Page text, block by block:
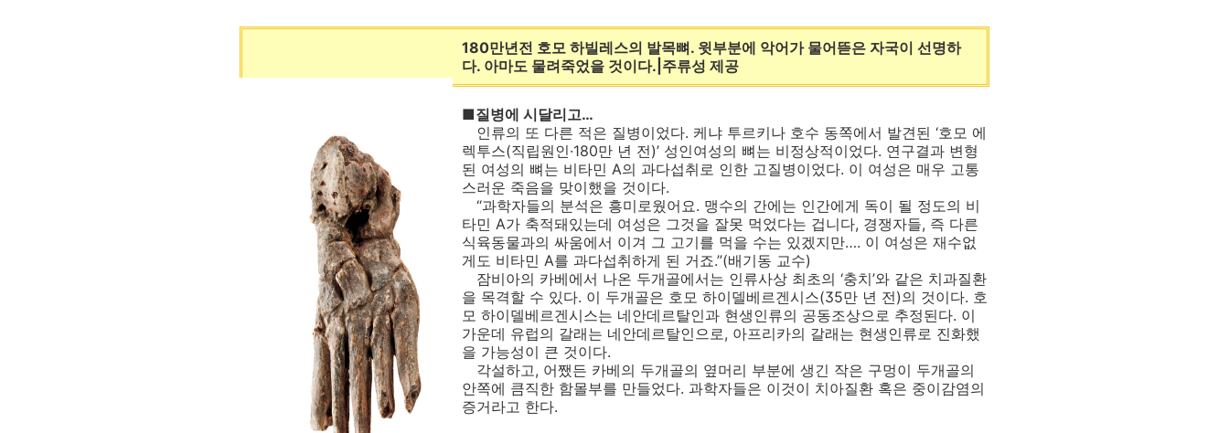
180만년전 호모 하빌레스의 발목뼈. 윗부분에 악어가 물어뜯은 자국이 선명하
다. 아마도 물려죽었을 것이다.|주류성 제공
■질병에 시달리고…
인류의 또 다른 적은 질병이었다. 케냐 투르키나 호수 동쪽에서 발견된 ‘호모 에
렉투스(직립원인·180만 년 전)’ 성인여성의 뼈는 비정상적이었다. 연구결과 변형
된 여성의 뼈는 비타민 A의 과다섭취로 인한 고질병이었다. 이 여성은 매우 고통
스러운 죽음을 맞이했을 것이다.
“과학자들의 분석은 흥미로웠어요. 맹수의 간에는 인간에게 독이 될 정도의 비
타민 A가 축적돼있는데 여성은 그것을 잘못 먹었다는 겁니다, 경쟁자들, 즉 다른
식육동물과의 싸움에서 이겨 그 고기를 먹을 수는 있겠지만…. 이 여성은 재수없
게도 비타민 A를 과다섭취하게 된 거죠.”(배기동 교수)
잠비아의 카베에서 나온 두개골에서는 인류사상 최초의 ‘충치’와 같은 치과질환
을 목격할 수 있다. 이 두개골은 호모 하이델베르겐시스(35만 년 전)의 것이다. 호
모 하이델베르겐시스는 네안데르탈인과 현생인류의 공동조상으로 추정된다. 이
가운데 유럽의 갈래는 네안데르탈인으로, 아프리카의 갈래는 현생인류로 진화했
을 가능성이 큰 것이다.
각설하고, 어쨌든 카베의 두개골의 옆머리 부분에 생긴 작은 구멍이 두개골의
안쪽에 큼직한 함몰부를 만들었다. 과학자들은 이것이 치아질환 혹은 중이감염의
증거라고 한다.